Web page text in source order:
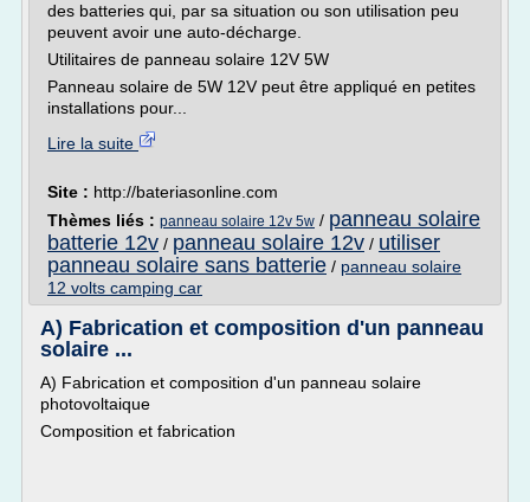
des batteries qui, par sa situation ou son utilisation peu
peuvent avoir une auto-décharge.
Utilitaires de panneau solaire 12V 5W
Panneau solaire de 5W 12V peut être appliqué en petites
installations pour...
Lire la suite
Site : http://bateriasonline.com
Thèmes liés : panneau solaire 12v 5w / panneau solaire
batterie 12v / panneau solaire 12v / utiliser
panneau solaire sans batterie / panneau solaire
12 volts camping car
A) Fabrication et composition d'un panneau
solaire ...
A) Fabrication et composition d'un panneau solaire
photovoltaique
Composition et fabrication